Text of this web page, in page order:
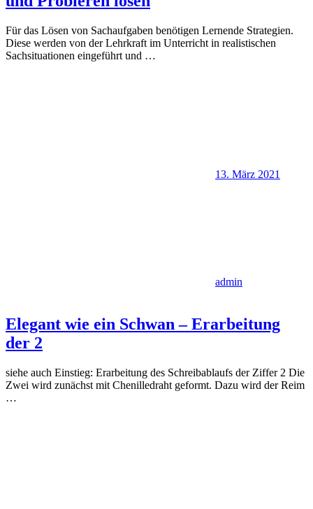
Für das Lösen von Sachaufgaben benötigen Lernende Strategien.
Diese werden von der Lehrkraft im Unterricht in realistischen
Sachsituationen eingeführt und …
13. März 2021
admin
Elegant wie ein Schwan – Erarbeitung
der 2
siehe auch Einstieg: Erarbeitung des Schreibablaufs der Ziffer 2 Die
Zwei wird zunächst mit Chenilledraht geformt. Dazu wird der Reim
…